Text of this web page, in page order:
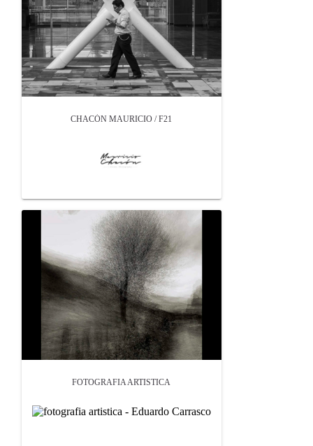
CHACÓN MAURICIO / F21
FOTOGRAFIA ARTISTICA